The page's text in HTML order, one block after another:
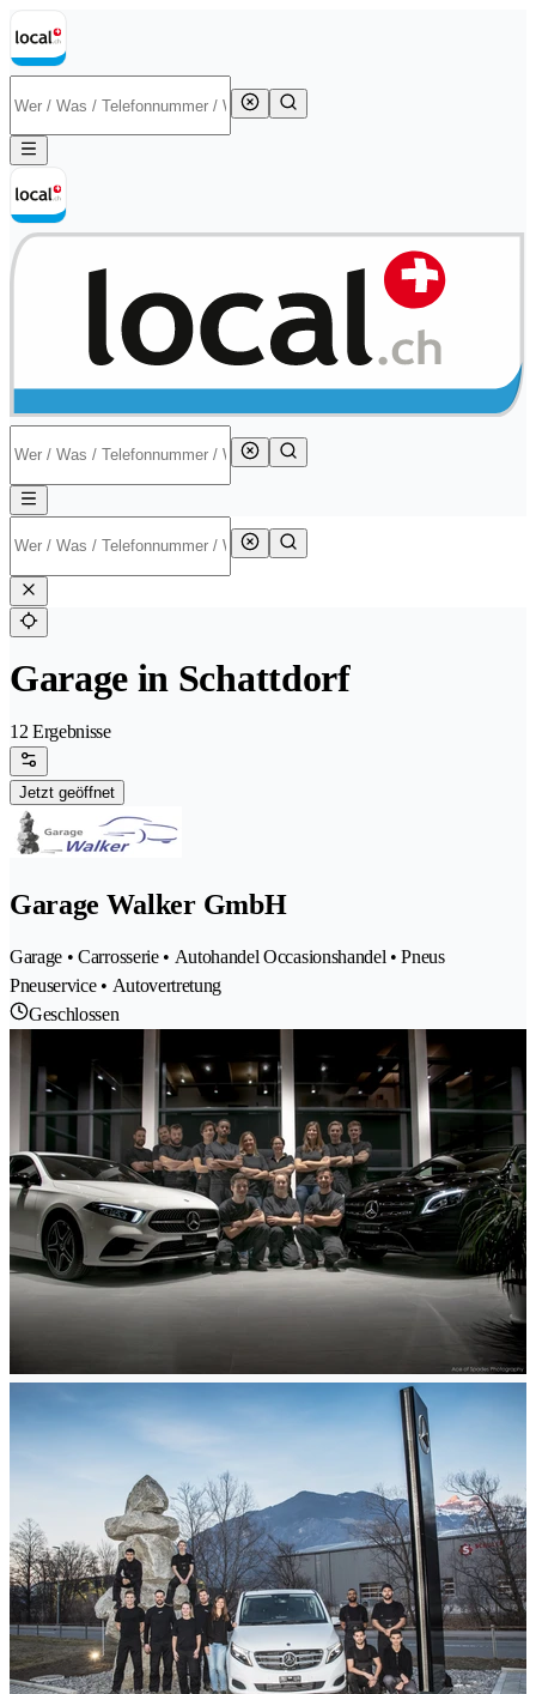
Garage in Schattdorf
12 Ergebnisse
Jetzt geöffnet
Garage Walker GmbH
Garage • Carrosserie • Autohandel Occasionshandel • Pneus
Pneuservice • Autovertretung
Geschlossen